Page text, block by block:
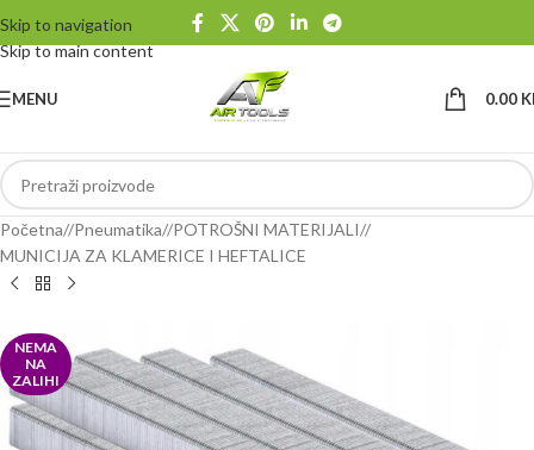
Skip to navigation
Skip to main content
MENU 0.00
Početna/ Pneumatika/ POTROŠNI MATERIJALI/
MUNICIJA ZA KLAMERICE I HEFTALICE
NEMA
NA
ZALIHI